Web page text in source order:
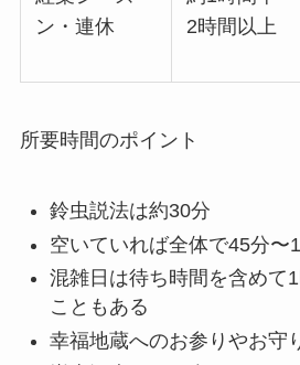
ン・連休
2時間以上
所要時間のポイント
鈴虫説法は約30分
空いていれば全体で45分〜
混雑日は待ち時間を含めて
こともある
幸福地蔵へのお参りやお守